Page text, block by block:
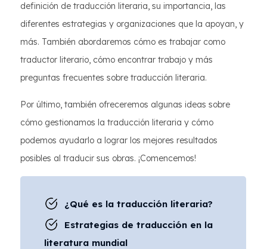
definición de traducción literaria, su importancia, las
diferentes estrategias y organizaciones que la apoyan, y
más. También abordaremos cómo es trabajar como
traductor literario, cómo encontrar trabajo y más
preguntas frecuentes sobre traducción literaria.
Por último, también ofreceremos algunas ideas sobre
cómo gestionamos la traducción literaria y cómo
podemos ayudarlo a lograr los mejores resultados
posibles al traducir sus obras. ¡Comencemos!
¿Qué es la traducción literaria?
Estrategias de traducción en la
literatura mundial